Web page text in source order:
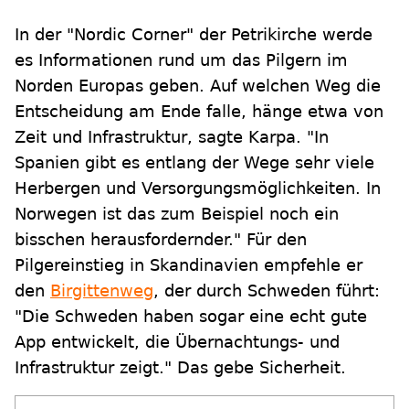
In der "Nordic Corner" der Petrikirche werde
es Informationen rund um das Pilgern im
Norden Europas geben. Auf welchen Weg die
Entscheidung am Ende falle, hänge etwa von
Zeit und Infrastruktur, sagte Karpa. "In
Spanien gibt es entlang der Wege sehr viele
Herbergen und Versorgungsmöglichkeiten. In
Norwegen ist das zum Beispiel noch ein
bisschen herausfordernder." Für den
Pilgereinstieg in Skandinavien empfehle er
den Birgittenweg, der durch Schweden führt:
"Die Schweden haben sogar eine echt gute
App entwickelt, die Übernachtungs- und
Infrastruktur zeigt." Das gebe Sicherheit.